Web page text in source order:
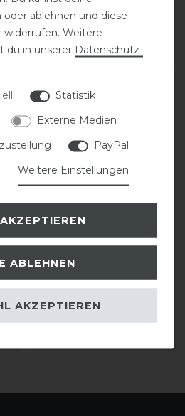
27,95 € *
Satz
ARTIKEL MERKEN
BR Fleecebandage Pony
ablehnen und diese
widerrufen. Weitere
du in unserer Daten­schutz­
Statistik
Externe Medien
PayPal
Weitere Einstellungen
ABLEHNEN
AKZEPTIEREN